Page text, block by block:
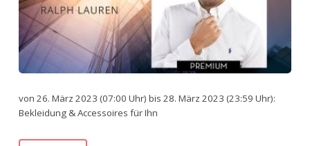
von 26. März 2023 (07:00 Uhr) bis 28. März 2023 (23:59 Uhr):
Bekleidung & Accessoires für Ihn